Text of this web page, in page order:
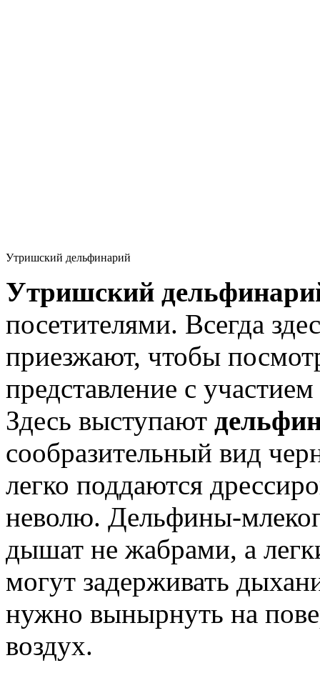
Утришский дельфинарий
Утришский
посетителями. Всегда
приезжают, чтобы
представление с
Здесь выступают
сообразительный вид
легко поддаются
неволю. Дельфины-
дышат не жабрами, а
могут задерживать
нужно вынырнуть на
воздух.